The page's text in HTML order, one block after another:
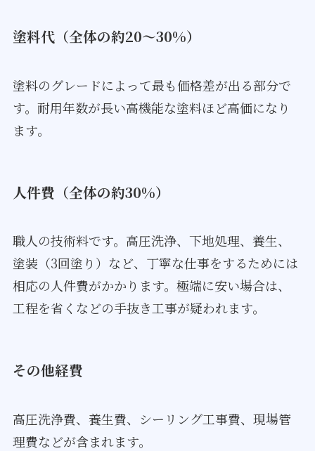
塗料代（全体の約20～30%）
塗料のグレードによって最も価格差が出る部分で
す。耐用年数が長い高機能な塗料ほど高価になり
ます。
人件費（全体の約30%）
職人の技術料です。高圧洗浄、下地処理、養生、
塗装（3回塗り）など、丁寧な仕事をするためには
相応の人件費がかかります。極端に安い場合は、
工程を省くなどの手抜き工事が疑われます。
その他経費
高圧洗浄費、養生費、シーリング工事費、現場管
理費などが含まれます。